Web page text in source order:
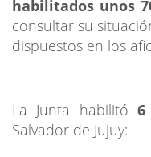
habilitados unos
consultar su
dispuestos en los
La Junta habilitó 6
Salvador de Jujuy: